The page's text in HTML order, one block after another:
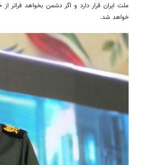
ملت ایران قرار دارد و اگر دشمن بخواهد
خواهد شد.